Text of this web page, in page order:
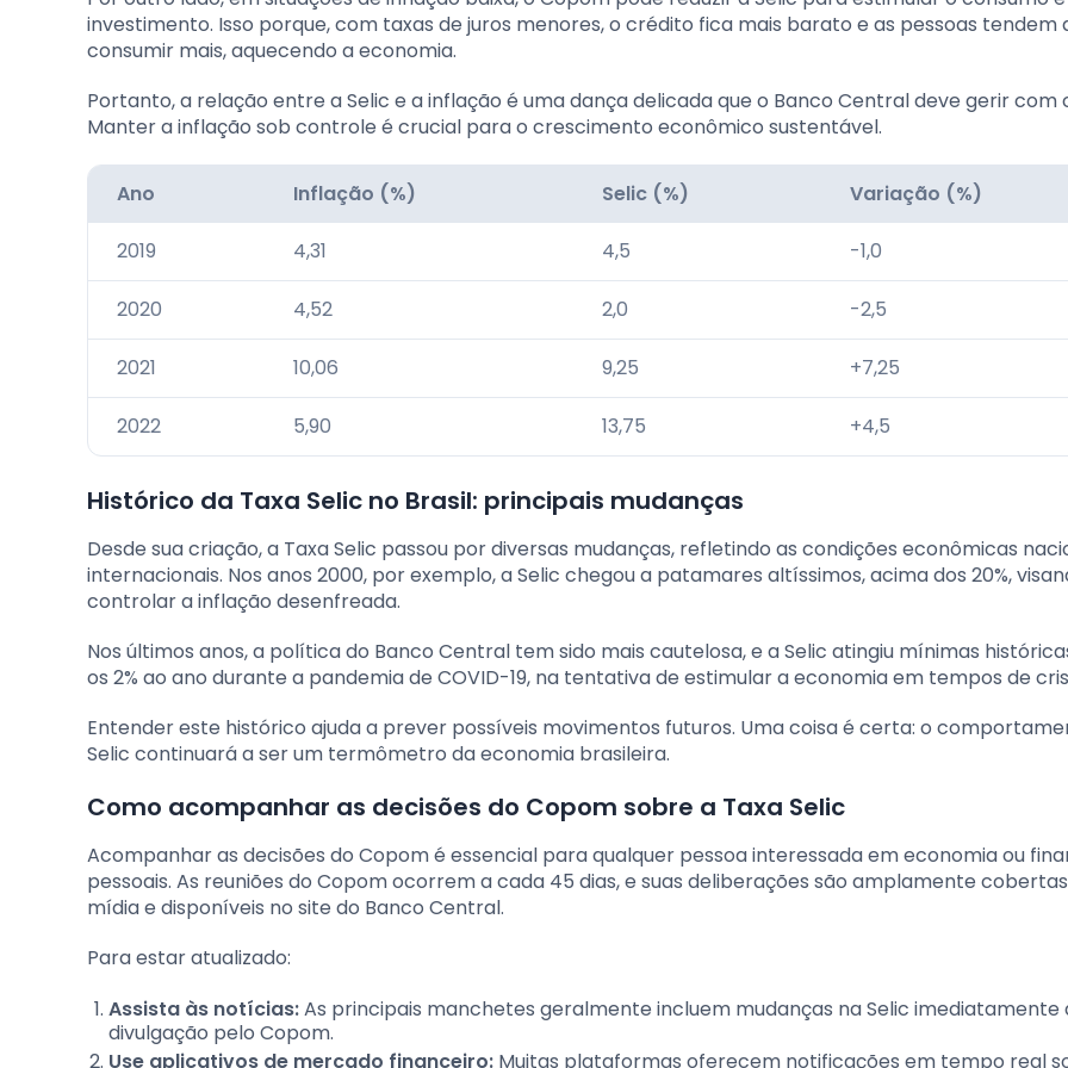
investimento. Isso porque, com taxas de juros menores, o crédito fica mais barato e as pessoas tendem
consumir mais, aquecendo a economia.
Portanto, a relação entre a Selic e a inflação é uma dança delicada que o Banco Central deve gerir com
Manter a inflação sob controle é crucial para o crescimento econômico sustentável.
Ano Inflação (%) Selic (%) Variação (%)
2019 4,31 4,5 -1,0
2020 4,52 2,0 -2,5
2021 10,06 9,25 +7,25
2022 5,90 13,75 +4,5
Histórico da Taxa Selic no Brasil: principais mudanças
Desde sua criação, a Taxa Selic passou por diversas mudanças, refletindo as condições econômicas
internacionais. Nos anos 2000, por exemplo, a Selic chegou a patamares altíssimos, acima dos 20%,
controlar a inflação desenfreada.
Nos últimos anos, a política do Banco Central tem sido mais cautelosa, e a Selic atingiu mínimas
os 2% ao ano durante a pandemia de COVID-19, na tentativa de estimular a economia em tempos de
Entender este histórico ajuda a prever possíveis movimentos futuros. Uma coisa é certa: o
Selic continuará a ser um termômetro da economia brasileira.
Como acompanhar as decisões do Copom sobre a Taxa Selic
Acompanhar as decisões do Copom é essencial para qualquer pessoa interessada em economia ou
pessoais. As reuniões do Copom ocorrem a cada 45 dias, e suas deliberações são amplamente
mídia e disponíveis no site do Banco Central.
Para estar atualizado:
Assista às notícias:As principais manchetes geralmente incluem mudanças na Selic imediatamente
divulgação pelo Copom.
Use aplicativos de mercado financeiro: Muitas plataformas oferecem notificações em tempo real